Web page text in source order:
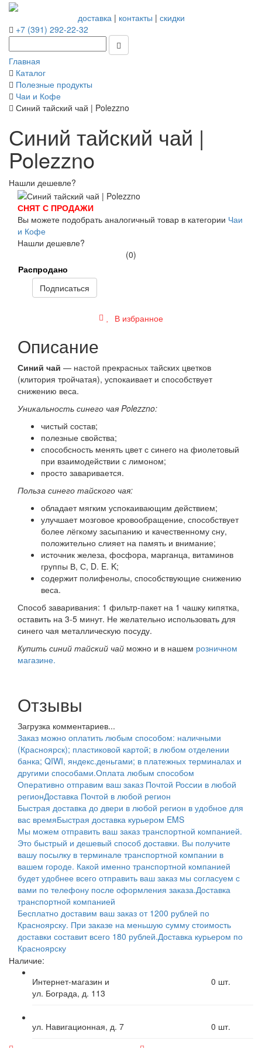
доставка| контакты | скидки
+7 (391) 292-22-32
Главная
Каталог
Полезные продукты
Чаи и Кофе
Синий тайский чай | Polezzno
Синий тайский чай |
Polezzno
Нашли дешевле?
СНЯТ С ПРОДАЖИ
Вы можете подобрать аналогичный товар в категории Чаи
и Кофе
Нашли дешевле?
(0)
Распродано
Подписаться
В избранное
Описание
Синий чай — настой прекрасных тайских цветков
(клитория тройчатая), успокаивает и способствует
снижению веса.
Уникальность синего чая Polezzno:
чистый состав;
полезные свойства;
способсность менять цвет с синего на фиолетовый
при взаимодействии с лимоном;
просто заваривается.
Польза синего тайского чая:
обладает мягким успокаивающим действием;
улучшает мозговое кровообращение, способствует
более лёгкому засыпанию и качественному сну,
положительно слияет на память и внимание;
источник железа, фосфора, марганца, витаминов
группы В, С, D. E. K;
содержит полифенолы, способствующие снижению
веса.
Способ заваривания: 1 фильтр-пакет на 1 чашку кипятка,
оставить на 3-5 минут. Не желательно использовать для
синего чая металлическую посуду.
Купить синий тайский чай можно и в нашем розничном
магазине.
Отзывы
Загрузка комментариев...
Заказ можно оплатить любым способом: наличными
(Красноярск); пластиковой картой; в любом отделении
банка; QIWI, яндекс.деньгами; в платежных терминалах и
другими способами.Оплата любым способом
Оперативно отправим ваш заказ Почтой России в любой
регионДоставка Почтой в любой регион
Быстрая доставка до двери в любой регион в удобное для
вас времяБыстрая доставка курьером EMS
Мы можем отправить ваш заказ транспортной компанией.
Это быстрый и дешевый способ доставки. Вы получите
вашу посылку в терминале транспортной компании в
вашем городе. Какой именно транспортной компанией
будет удобнее всего отправить ваш заказ мы согласуем с
вами по телефону после оформления заказа.Доставка
транспортной компанией
Бесплатно доставим ваш заказ от 1200 рублей по
Красноярску. При заказе на меньшую сумму стоимость
доставки составит всего 180 рублей.Доставка курьером по
Красноярску
Наличие:
Интернет-магазин и
ул. Бограда, д. 113
0 шт.
ул. Навигационная, д. 7 0 шт.